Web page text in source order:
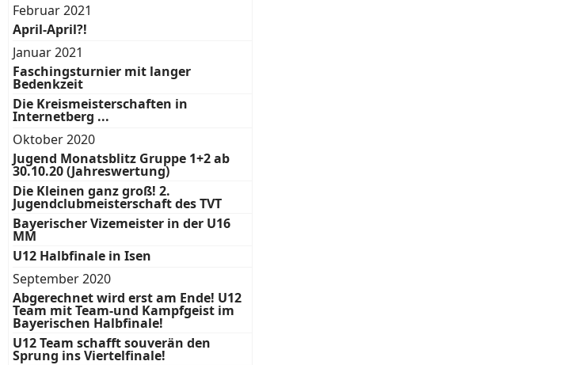
Februar 2021
April-April?!
Januar 2021
Faschingsturnier mit langer
Bedenkzeit
Die Kreismeisterschaften in
Internetberg ...
Oktober 2020
Jugend Monatsblitz Gruppe 1+2 ab
30.10.20 (Jahreswertung)
Die Kleinen ganz groß! 2.
Jugendclubmeisterschaft des TVT
Bayerischer Vizemeister in der U16
MM
U12 Halbfinale in Isen
September 2020
Abgerechnet wird erst am Ende! U12
Team mit Team-und Kampfgeist im
Bayerischen Halbfinale!
U12 Team schafft souverän den
Sprung ins Viertelfinale!